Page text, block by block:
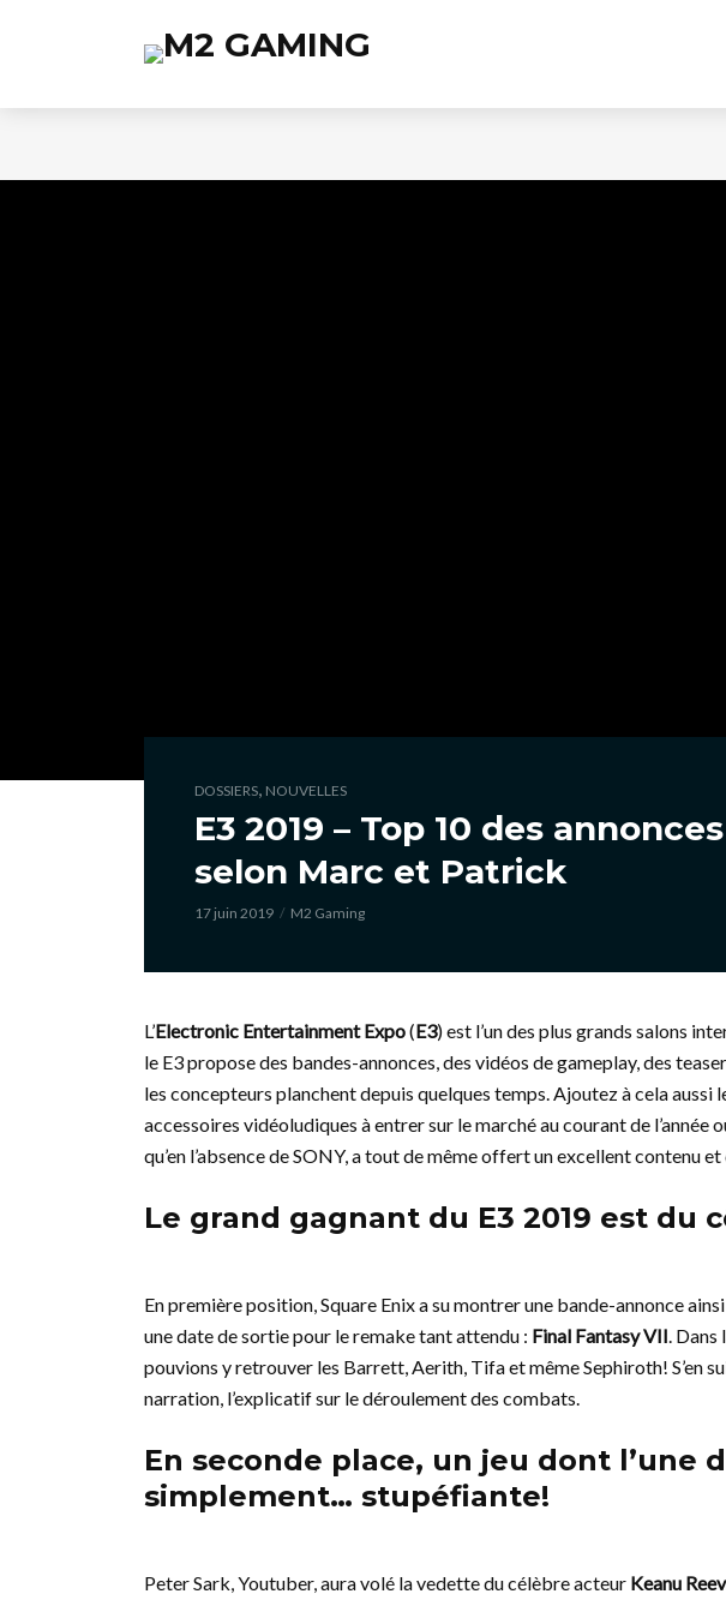
DOSSIERS, NOUVELLES
E3 2019 – Top 10 des
selon Marc et Patrick
17 juin 2019 M2 Gaming
L’Electronic Entertainment Expo(E3) est l’un des plus grands salons
le E3 propose des bandes-annonces, des vidéos de gameplay, des
les concepteurs planchent depuis quelques temps. Ajoutez à cela aussi
accessoires vidéoludiques à entrer sur le marché au courant de l’année
qu’en l’absence de SONY, a tout de même offert un excellent contenu
Le grand gagnant du E3 2019 est du
En première position, Square Enix a su montrer une bande-annonce
une date de sortie pour le remake tant attendu : Final Fantasy VII. Dans
pouvions y retrouver les Barrett, Aerith, Tifa et même Sephiroth! S’en
narration, l’explicatif sur le déroulement des combats.
En seconde place, un jeu dont l’une
simplement… stupéfiante!
Peter Sark, Youtuber, aura volé la vedette du célèbre acteur Keanu